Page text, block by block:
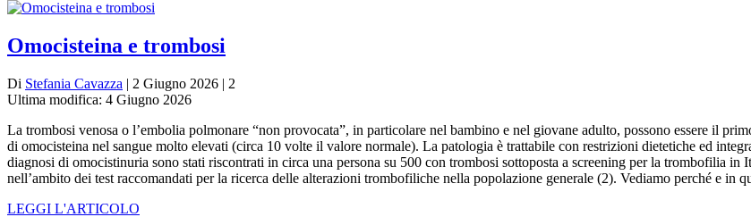
Omocisteina e trombosi
Di Stefania Cavazza | 2 Giugno 2026 | 2
Ultima modifica: 4 Giugno 2026
La trombosi venosa o l’embolia polmonare “non provocata”, in particolare nel bambino e nel giovane adulto, possono essere il
di omocisteina nel sangue molto elevati (circa 10 volte il valore normale). La patologia è trattabile con restrizioni dietetiche ed
diagnosi di omocistinuria sono stati riscontrati in circa una persona su 500 con trombosi sottoposta a screening per la trombofilia
nell’ambito dei test raccomandati per la ricerca delle alterazioni trombofiliche nella popolazione generale (2). Vediamo perché e in
LEGGI L'ARTICOLO